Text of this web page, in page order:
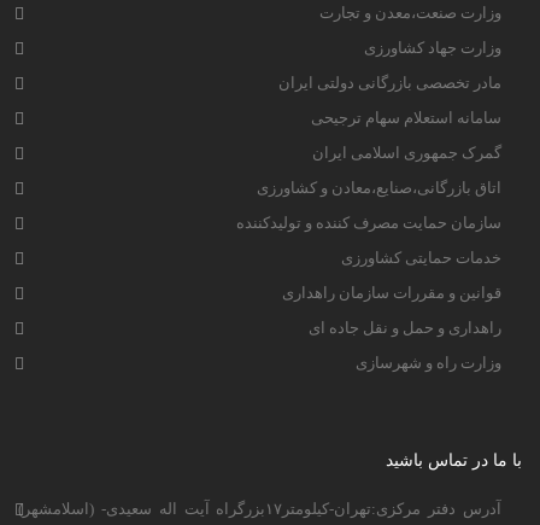
وزارت صنعت،معدن و تجارت
وزارت جهاد کشاورزی
مادر تخصصی بازرگانی دولتی ایران
سامانه استعلام سهام ترجیحی
گمرک جمهوری اسلامی ایران
اتاق بازرگانی،صنایع،معادن و کشاورزی
سازمان حمایت مصرف کننده و تولیدکننده
خدمات حمایتی کشاورزی
قوانین و مقررات سازمان راهداری
راهداری و حمل و نقل جاده ای
وزارت راه و شهرسازی
با ما در تماس باشید
آدرس دفتر مرکزی:تهران-کیلومتر۱۷بزرگراه آیت اله سعیدی- (اسلامشهر)